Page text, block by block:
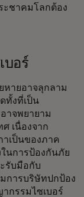
ะชาคมโลกต้อง
บอร์
หายอาจลุกลาม
ทั้งที่เป็น
าจพยายาม
เนื่องจาก
าเป็นของภาค
นการป้องกันภัย
รับมือกับ
การบริษัทปกป้อง
กรรมไซเบอร์